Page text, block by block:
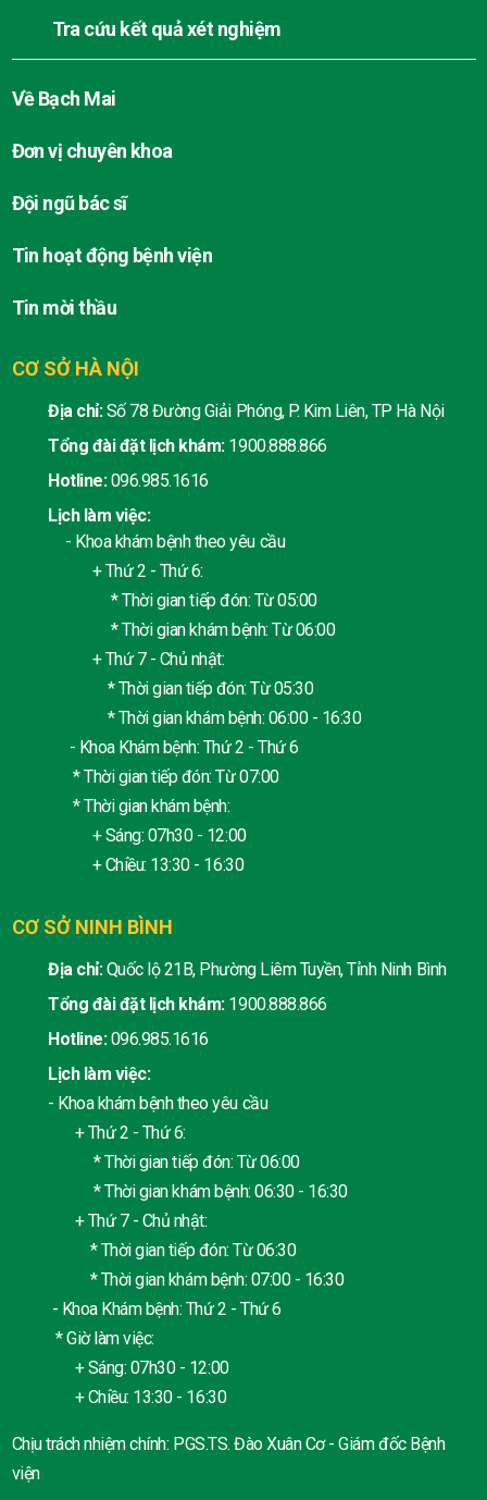
CƠ SỞ HÀ NỘI
Địa chỉ: Số 78 Đường Giải Phóng, P. Kim Liên, TP Hà Nội
Tổng đài đặt lịch khám: 1900.888.866
Hotline: 096.985.1616
Lịch làm việc:
- Khoa khám bệnh theo yêu cầu
+ Thứ 2 - Thứ 6:
* Thời gian tiếp đón: Từ 05:00
* Thời gian khám bệnh: Từ 06:00
+ Thứ 7 - Chủ nhật:
* Thời gian tiếp đón: Từ 05:30
* Thời gian khám bệnh: 06:00 - 16:30
- Khoa Khám bệnh: Thứ 2 - Thứ 6
* Thời gian tiếp đón: Từ 07:00
* Thời gian khám bệnh:
+ Sáng: 07h30 - 12:00
+ Chiều: 13:30 - 16:30
CƠ SỞ NINH BÌNH
Địa chỉ: Quốc lộ 21B, Phường Liêm Tuyền, Tỉnh Ninh Bình
Tổng đài đặt lịch khám: 1900.888.866
Hotline: 096.985.1616
Lịch làm việc:
- Khoa khám bệnh theo yêu cầu
+ Thứ 2 - Thứ 6:
* Thời gian tiếp đón: Từ 06:00
* Thời gian khám bệnh: 06:30 - 16:30
+ Thứ 7 - Chủ nhật:
* Thời gian tiếp đón: Từ 06:30
* Thời gian khám bệnh: 07:00 - 16:30
- Khoa Khám bệnh: Thứ 2 - Thứ 6
* Giờ làm việc:
+ Sáng: 07h30 - 12:00
+ Chiều: 13:30 - 16:30
Chịu trách nhiệm chính: PGS.TS. Đào Xuân Cơ - Giám đốc Bệnh
viện
Tra cứu kết quả xét nghiệm
Về Bạch Mai
Đơn vị chuyên khoa
Đội ngũ bác sĩ
Tin hoạt động bệnh viện
Tin mời thầu